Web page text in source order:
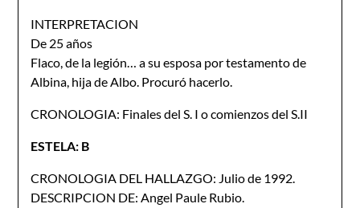
INTERPRETACION
De 25 años
Flaco, de la legión… a su esposa por testamento de
Albina, hija de Albo. Procuró hacerlo.
CRONOLOGIA: Finales del S. I o comienzos del S.II
ESTELA: B
CRONOLOGIA DEL HALLAZGO: Julio de 1992.
DESCRIPCION DE: Angel Paule Rubio.